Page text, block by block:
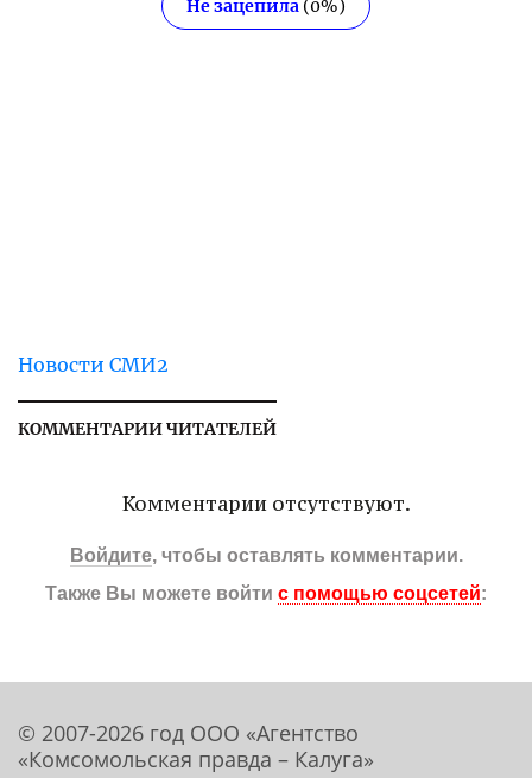
Не зацепила (0%)
Новости СМИ2
КОММЕНТАРИИ ЧИТАТЕЛЕЙ
Комментарии отсутствуют.
Войдите, чтобы оставлять комментарии.
Также Вы можете войти с помощью соцсетей:
© 2007-2026 год ООО «Агентство
«Комсомольская правда – Калуга»